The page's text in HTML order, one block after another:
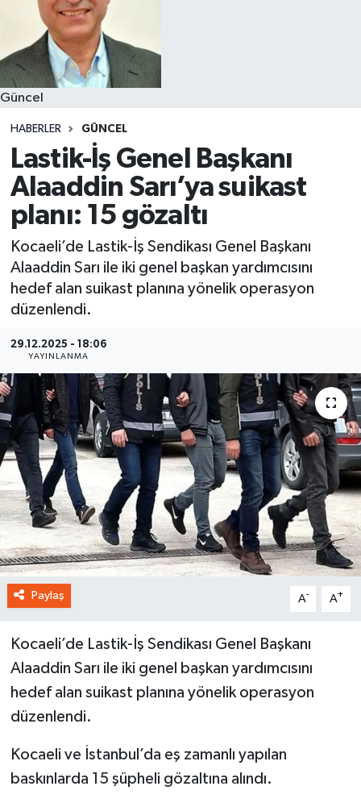
Güncel
HABERLER GÜNCEL
Lastik-İş Genel Başkanı
Alaaddin Sarı’ya suikast
planı: 15 gözaltı
Kocaeli’de Lastik-İş Sendikası Genel Başkanı
Alaaddin Sarı ile iki genel başkan yardımcısını
hedef alan suikast planına yönelik operasyon
düzenlendi.
29.12.2025 - 18:06
YAYINLANMA
Paylaş A- A+
Kocaeli’de Lastik-İş Sendikası Genel Başkanı
Alaaddin Sarı ile iki genel başkan yardımcısını
hedef alan suikast planına yönelik operasyon
düzenlendi.
Kocaeli ve İstanbul’da eş zamanlı yapılan
baskınlarda 15 şüpheli gözaltına alındı.